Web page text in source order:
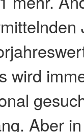
wird
Aber